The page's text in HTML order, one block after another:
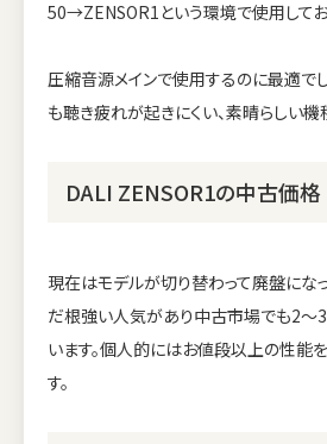
50→ZENSOR1という環境で使用してお
圧縮音源メインで使用するのに最適で
も聴き疲れが起きにくい、素晴らしい機
DALI ZENSOR1の中古価格
現在はモデルが切り替わって廃盤にな
だ根強い人気があり中古市場でも2～3
います。個人的にはお値段以上の性能
す。